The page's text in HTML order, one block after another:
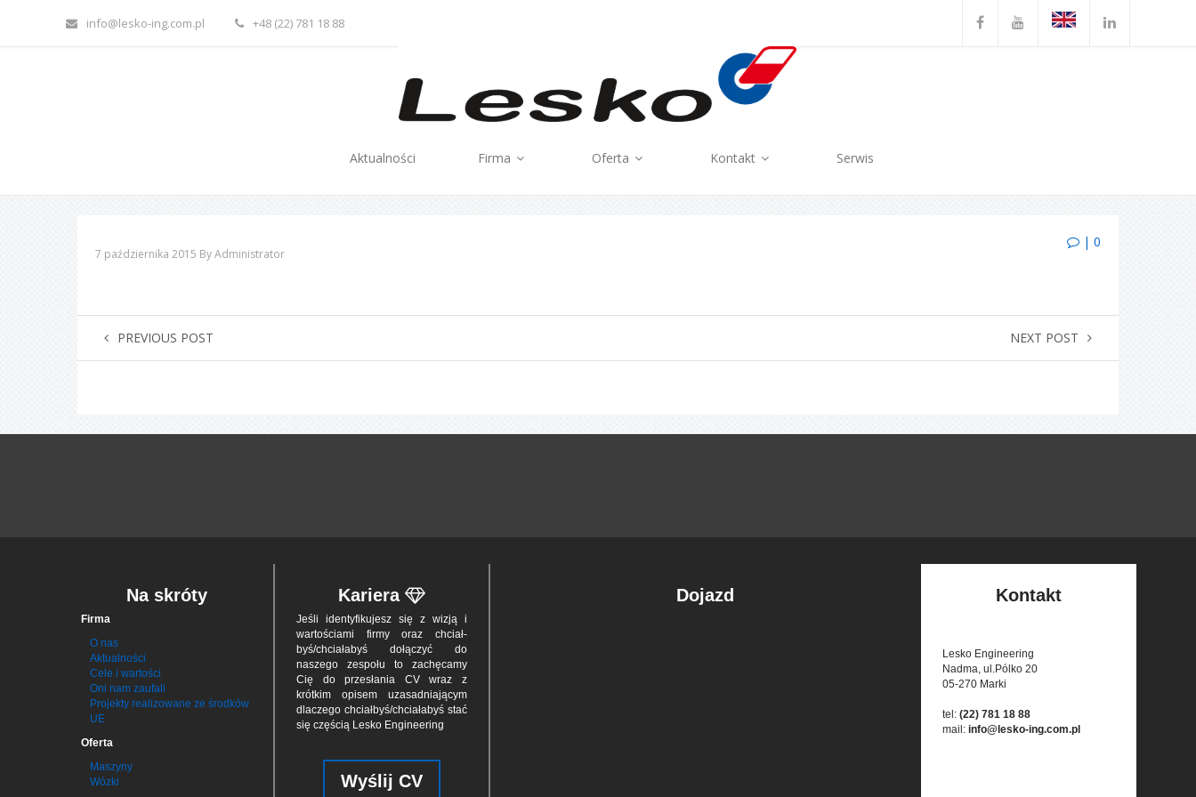
info@lesko-ing.com.pl +48 (22) 781 18 88
Aktualności Firma Oferta Kontakt Serwis
7 października 2015 By Administrator
| 0
PREVIOUS POST NEXT POST
Na skróty
Firma
O nas
Aktualności
Cele i wartości
Oni nam zaufali
Projekty realizowane ze środków
UE
Oferta
Maszyny
Wózki
Kariera
Jeśli iden­tyfi­ku­jesz się z wizją i
war­to­ściami firmy oraz chciał­
byś/chciał­abyś dołą­czyć do
naszego zes­połu to zachę­camy
Cię do przes­łania CV wraz z
krótkim opisem uzasad­niającym
dla­czego chciał­byś/chciała­byś stać
się czę­ścią Lesko Engineering
Wyślij CV
Dojazd Kontakt
Lesko Engineering
Nadma, ul.Pólko 20
05-270 Marki
tel:(22) 781 18 88
mail:info@lesko-ing.com.pl